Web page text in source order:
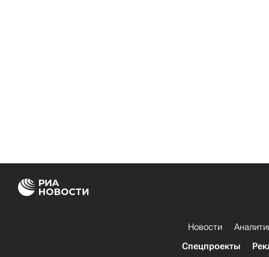
Новости
Спецпроекты